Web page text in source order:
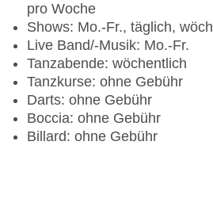
pro Woche
Shows: Mo.-Fr., täglich,
Live Band/-Musik: Mo.-Fr.
Tanzabende: wöchentlich
Tanzkurse: ohne Gebühr
Darts: ohne Gebühr
Boccia: ohne Gebühr
Billard: ohne Gebühr